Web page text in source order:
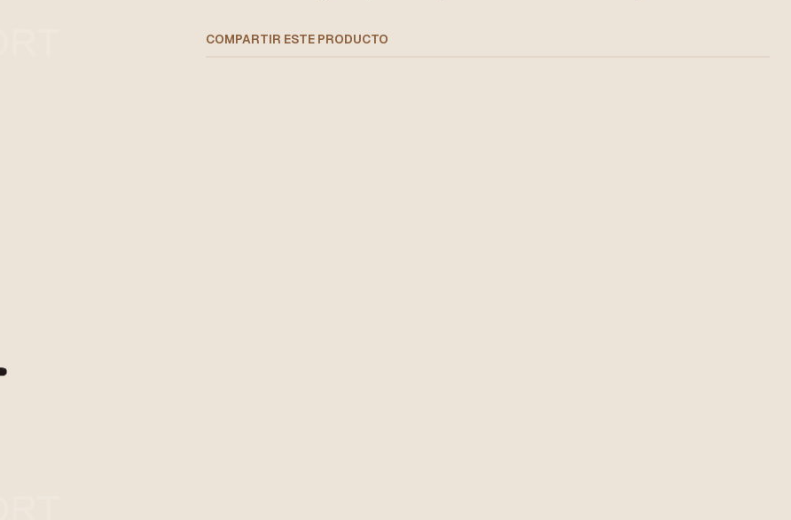
COMPARTIR ESTE PRODUCTO